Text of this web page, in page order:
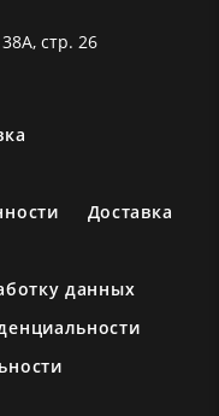
стр. 26
Доставка
данных